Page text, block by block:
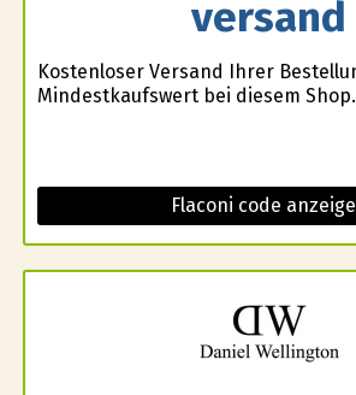
versand
Kostenloser Versand Ihrer
Mindestkaufswert bei diesem Shop.
Flaconi code